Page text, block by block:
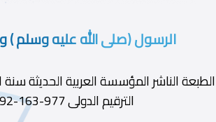
الرسول (صلى الله عليه وسلم )
الترقيم الدولى 977-163-192-6